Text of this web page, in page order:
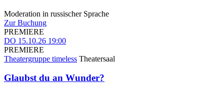
Moderation in russischer Sprache
Zur Buchung
PREMIERE
DO 15.10.26 19:00
PREMIERE
Theatergruppe timeless Theatersaal
Glaubst du an Wunder?